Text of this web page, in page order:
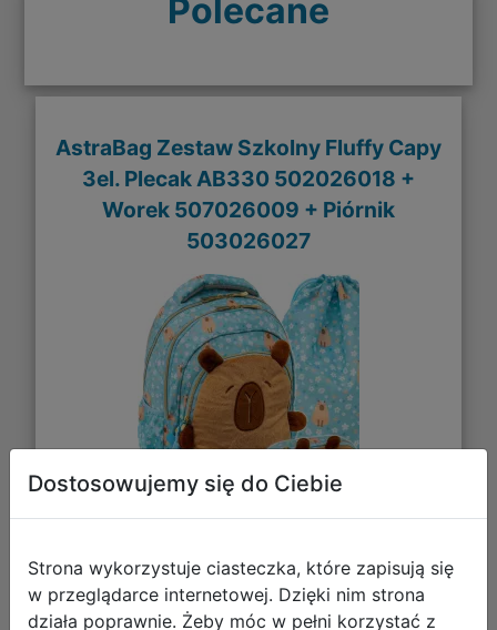
Polecane
AstraBag Zestaw Szkolny Fluffy Capy
3el. Plecak AB330 502026018 +
Worek 507026009 + Piórnik
503026027
DO KOSZYKA
Dostosowujemy się do Ciebie
Strona wykorzystuje ciasteczka, które zapisują się
w przeglądarce internetowej. Dzięki nim strona
działa poprawnie. Żeby móc w pełni korzystać z